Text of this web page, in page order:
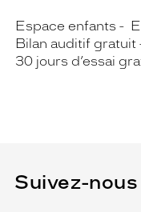
Espace enfants
Bilan auditif gratuit
30 jours d’essai
Suivez-nous